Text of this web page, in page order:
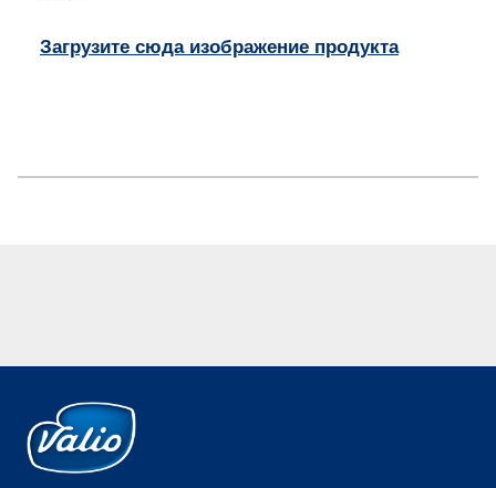
Загрузите сюда изображение продукта